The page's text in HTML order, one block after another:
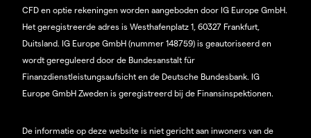
CFD en optie rekeningen worden aangeboden door IG Europe GmbH.
Het geregistreerde adres is Westhafenplatz 1, 60327 Frankfurt,
Duitsland. IG Europe GmbH (nummer 148759) is geautoriseerd en
wordt gereguleerd door de Bundesanstalt für
Finanzdienstleistungsaufsicht en de Deutsche Bundesbank. IG
Europe GmbH Zweden is geregistreerd bij de Finansinspektionen.
De informatie op deze website is niet gericht aan inwoners van de